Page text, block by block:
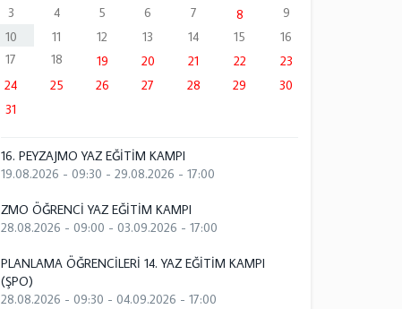
3
4 5 6 7 8
9
10
11 12 13 14 15
16
17
18 19 20 21 22
23
24
25 26 27 28 29
30
31
16. PEYZAJMO YAZ EĞİTİM KAMPI
19.08.2026 - 09:30 -29.08.2026 - 17:00
ZMO ÖĞRENCİ YAZ EĞİTİM KAMPI
28.08.2026 - 09:00 -03.09.2026 - 17:00
PLANLAMA ÖĞRENCİLERİ 14. YAZ EĞİTİM KAMPI
(ŞPO)
28.08.2026 - 09:30 -04.09.2026 - 17:00